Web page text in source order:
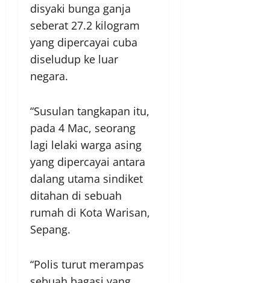
disyaki bunga ganja
seberat 27.2 kilogram
yang dipercayai cuba
diseludup ke luar
negara.
“Susulan tangkapan itu,
pada 4 Mac, seorang
lagi lelaki warga asing
yang dipercayai antara
dalang utama sindiket
ditahan di sebuah
rumah di Kota Warisan,
Sepang.
“Polis turut merampas